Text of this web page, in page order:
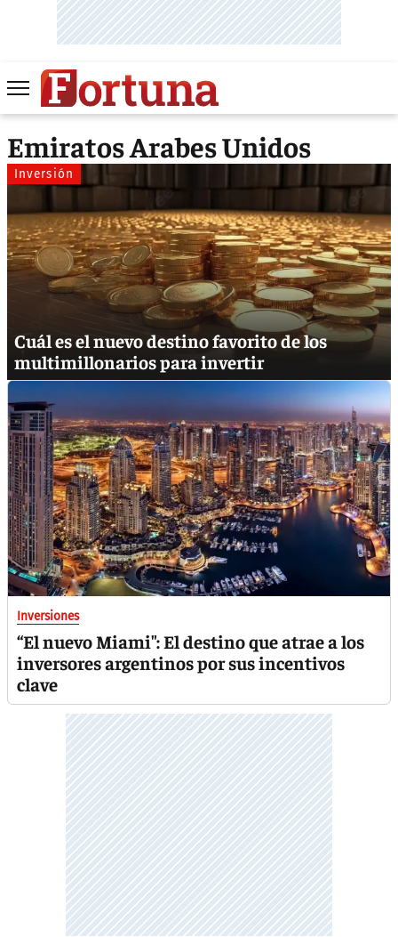
Emiratos Arabes Unidos
Inversión
Cuál es el nuevo destino favorito de los
multimillonarios para invertir
Inversiones
“El nuevo Miami": El destino que atrae a los
inversores argentinos por sus incentivos
clave